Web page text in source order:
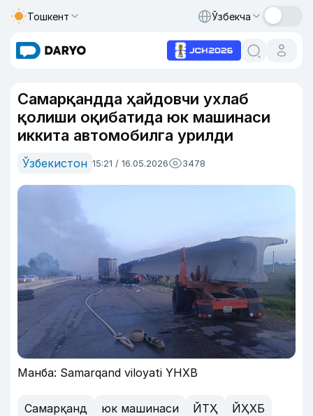
Тошкент Ўзбекча
Самарқандда ҳайдовчи ухлаб
қолиши оқибатида юк машинаси
иккита автомобилга урилди
Ўзбекистон 15:21 / 16.05.2026 3478
Манба: Samarqand viloyati YHXB
Самарқанд юк машинаси ЙТҲ
ЙҲХБ